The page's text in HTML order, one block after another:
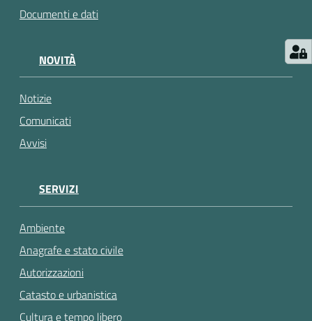
Tutti
gli
argomenti...
Documenti e dati
NOVITÀ
Notizie
Comunicati
Avvisi
SERVIZI
Ambiente
Anagrafe e stato civile
Autorizzazioni
Catasto e urbanistica
Cultura e tempo libero